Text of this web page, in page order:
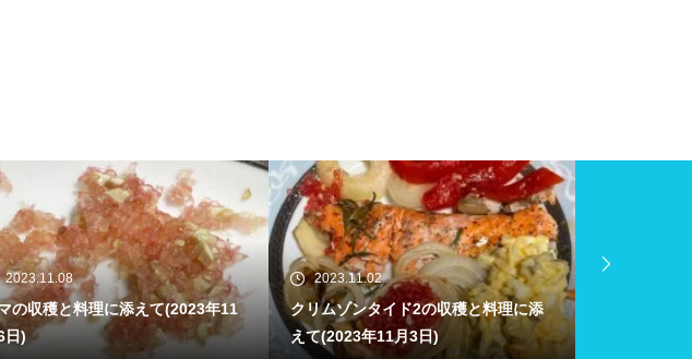
収穫と料理に添えて(2023年11
)
2023.11.02
クリムゾンタイド2の収穫と料理に添
えて(2023年11月3日)